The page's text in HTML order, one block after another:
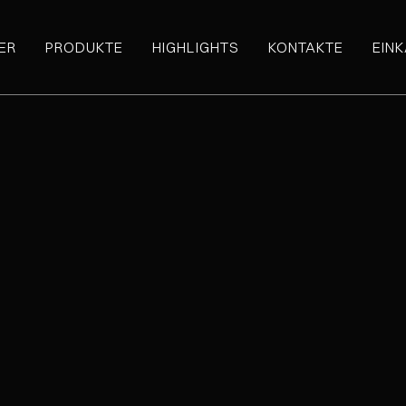
PRODUKTE HIGHLIGHTS KONTAKTE